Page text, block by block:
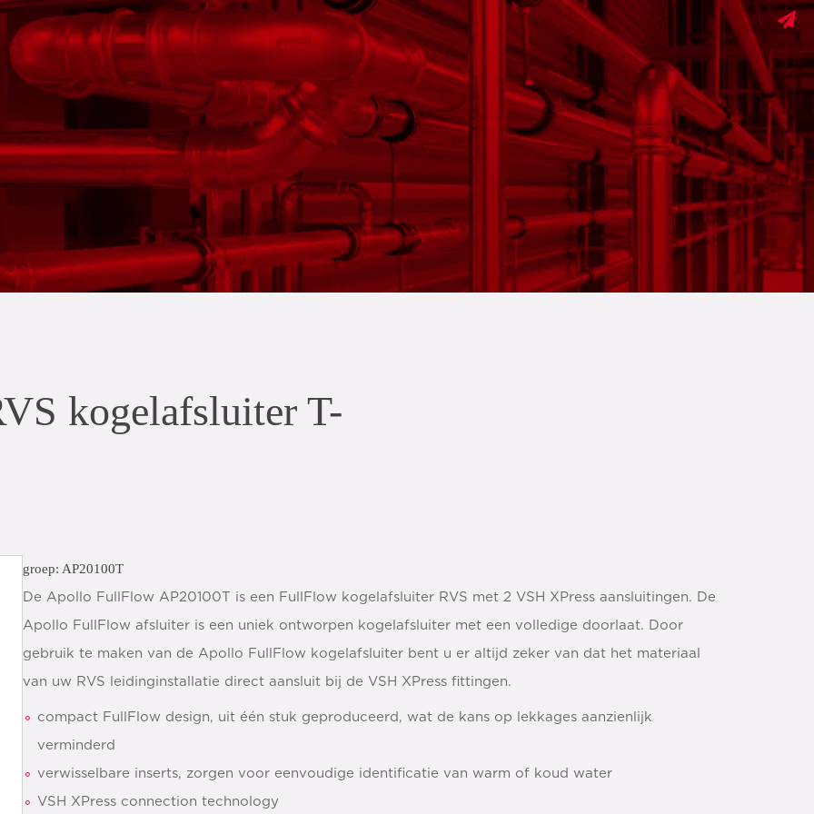
kogelafsluiter T-
groep: AP20100T
De Apollo FullFlow AP20100T is een FullFlow kogelafsluiter RVS met 2 VSH XPress aansluitingen. De
Apollo FullFlow afsluiter is een uniek ontworpen kogelafsluiter met een volledige doorlaat. Door
gebruik te maken van de Apollo FullFlow kogelafsluiter bent u er altijd zeker van dat het materiaal
van uw RVS leidinginstallatie direct aansluit bij de VSH XPress fittingen.
compact FullFlow design, uit één stuk geproduceerd, wat de kans op lekkages aanzienlijk
verminderd
verwisselbare inserts, zorgen voor eenvoudige identificatie van warm of koud water
VSH XPress connection technology